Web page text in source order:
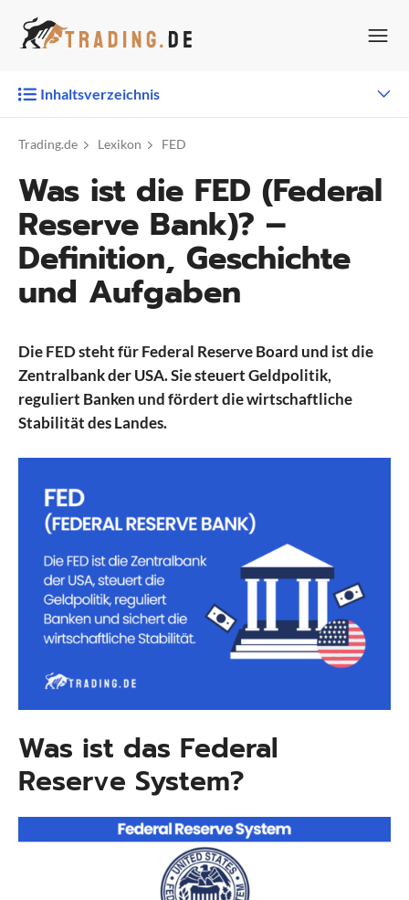
Inhalt
Inhaltsverzeichnis
Trading.de Lexikon FED
Was ist die FED (Federal
Reserve Bank)? –
Definition, Geschichte
und Aufgaben
Die FED steht für Federal Reserve Board und ist die
Zentralbank der USA. Sie steuert Geldpolitik,
reguliert Banken und fördert die wirtschaftliche
Stabilität des Landes.
Was ist das Federal
Reserve System?